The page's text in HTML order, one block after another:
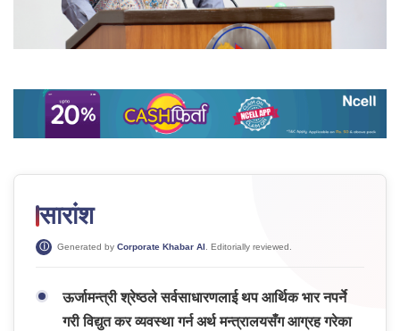
सारांश
Generated by Corporate Khabar AI . Editorially reviewed.
ऊर्जामन्त्री श्रेष्ठले सर्वसाधारणलाई थप आर्थिक भार नपर्ने
गरी विद्युत कर व्यवस्था गर्न अर्थ मन्त्रालयसँग आग्रह गरेका